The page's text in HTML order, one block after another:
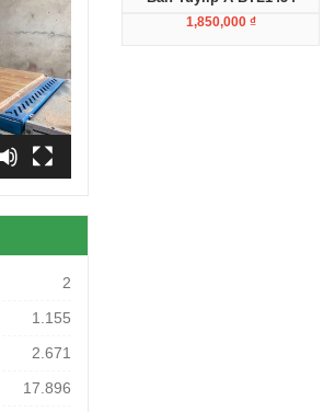
1,850,000 ₫
2
1.155
2.671
17.896